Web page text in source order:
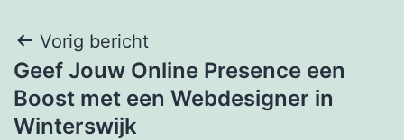
Bericht
navigatie
Vorig bericht
Geef Jouw Online Presence een
Boost met een Webdesigner in
Winterswijk